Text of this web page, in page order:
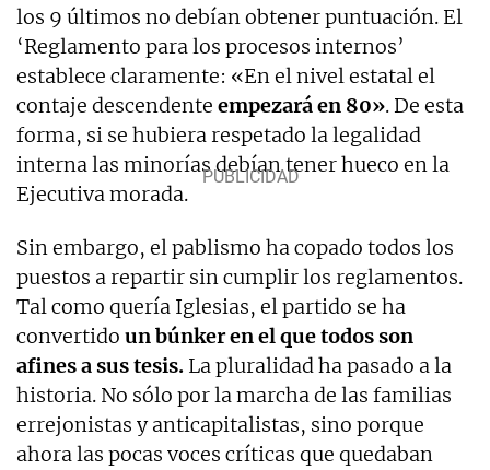
los 9 últimos no debían obtener puntuación. El
‘Reglamento para los procesos internos’
establece claramente: «En el nivel estatal el
contaje descendente empezará en 80». De esta
forma, si se hubiera respetado la legalidad
interna las minorías debían tener hueco en la
Ejecutiva morada.
Sin embargo, el pablismo ha copado todos los
puestos a repartir sin cumplir los reglamentos.
Tal como quería Iglesias, el partido se ha
convertido un búnker en el que todos son
afines a sus tesis. La pluralidad ha pasado a la
historia. No sólo por la marcha de las familias
errejonistas y anticapitalistas, sino porque
ahora las pocas voces críticas que quedaban